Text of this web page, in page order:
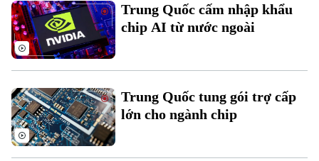
Di tích
Dinh dưỡng
Tư vấn sức khỏe
Bóng đá
Quần vợt
Golf
Giải trí
Tin tức
Sao
Điện ảnh
Đã phát sóng
Trung Quốc cấm nhập khẩu
chip AI từ nước ngoài
Trung Quốc tung gói trợ cấp
lớn cho ngành chip